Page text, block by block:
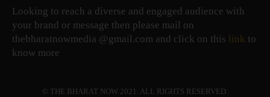
Looking to reach a diverse and engaged audience with
your brand or message then please mail on
thebharatnowmedia @gmail.com and click on this link to
know more
© THE BHARAT NOW 2021. ALL RIGHTS RESERVED.